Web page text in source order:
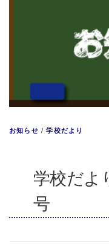
お知らせ /学校だより
学校だよ
号